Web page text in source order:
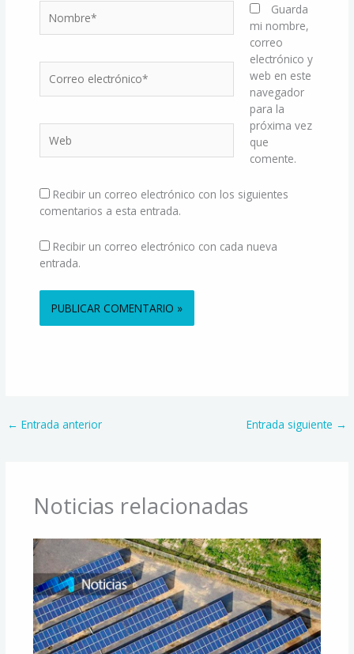
electrónico*
Guarda
mi nombre,
correo
electrónico y
web en este
navegador
para la
próxima vez
que
comente.
Recibir un correo electrónico con los siguientes
comentarios a esta entrada.
Recibir un correo electrónico con cada nueva
entrada.
← Entrada anterior Entrada siguiente →
Noticias relacionadas